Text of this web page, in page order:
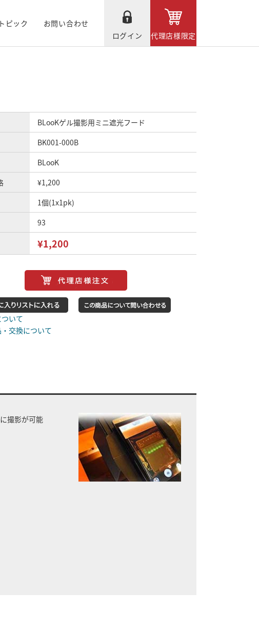
ピック
お問い合わせ
ログイン
代理店様限定
合があります。 仕様が変更になる場合があります。
BLooKゲル撮影用ミニ遮光フード
BK001-000B
BLooK
¥1,200
1個(1x1pk)
93
¥1,200
いて
交換について
撮影が可能